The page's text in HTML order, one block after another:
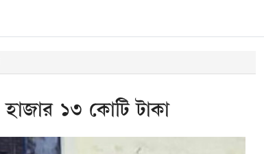
হাজার ১৩ কোটি টাকা